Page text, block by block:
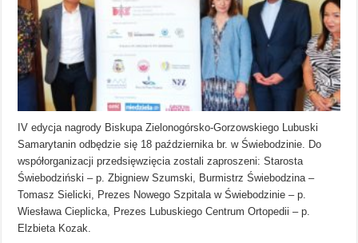
IV edycja nagrody Biskupa Zielonogórsko-Gorzowskiego Lubuski
Samarytanin odbędzie się 18 października br. w Świebodzinie. Do
współorganizacji przedsięwzięcia zostali zaproszeni: Starosta
Świebodziński – p. Zbigniew Szumski, Burmistrz Świebodzina –
Tomasz Sielicki, Prezes Nowego Szpitala w Świebodzinie – p.
Wiesława Cieplicka, Prezes Lubuskiego Centrum Ortopedii – p.
Elzbieta Kozak.